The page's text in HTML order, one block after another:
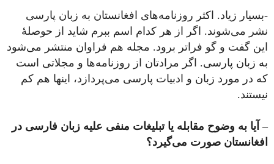
-بسیار زیاد. اکثر روزنامه‌های افغانستان به زبان پارسی
نشر می‌شوند. اگر از هر کدام اسم ببرم شاید از حوصلۀ
این گفت و گو فراتر برود. مجله هم فراوان منتشر می‌شود
به زبان پارسی. اگر مرادتان از روزنامه‌ها و مجلاتی است
که در مورد زبان و ادبیات پارسی می‌پردازد، اینها هم کم
نیستند.
– آیا به وضوح مقابله یا تبلیغات منفی علیه زبان فارسی در
افغانستان صورت می‌گیرد؟